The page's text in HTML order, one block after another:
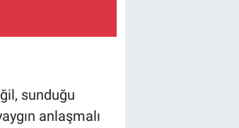
sunduğu
anlaşmalı